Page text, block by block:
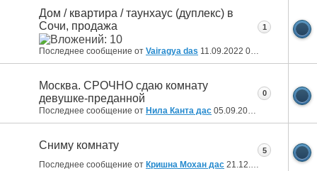
Дом / квартира / таунхаус (дуплекс) в
Сочи, продажа
Последнее сообщение от Vairagya das 11.09.2022 06:44
1
Москва. СРОЧНО сдаю комнату
девушке-преданной
Последнее сообщение от Нила Канта дас 05.09.2022
0
Сниму комнату
Последнее сообщение от Кришна Мохан дас 21.12.2021
5